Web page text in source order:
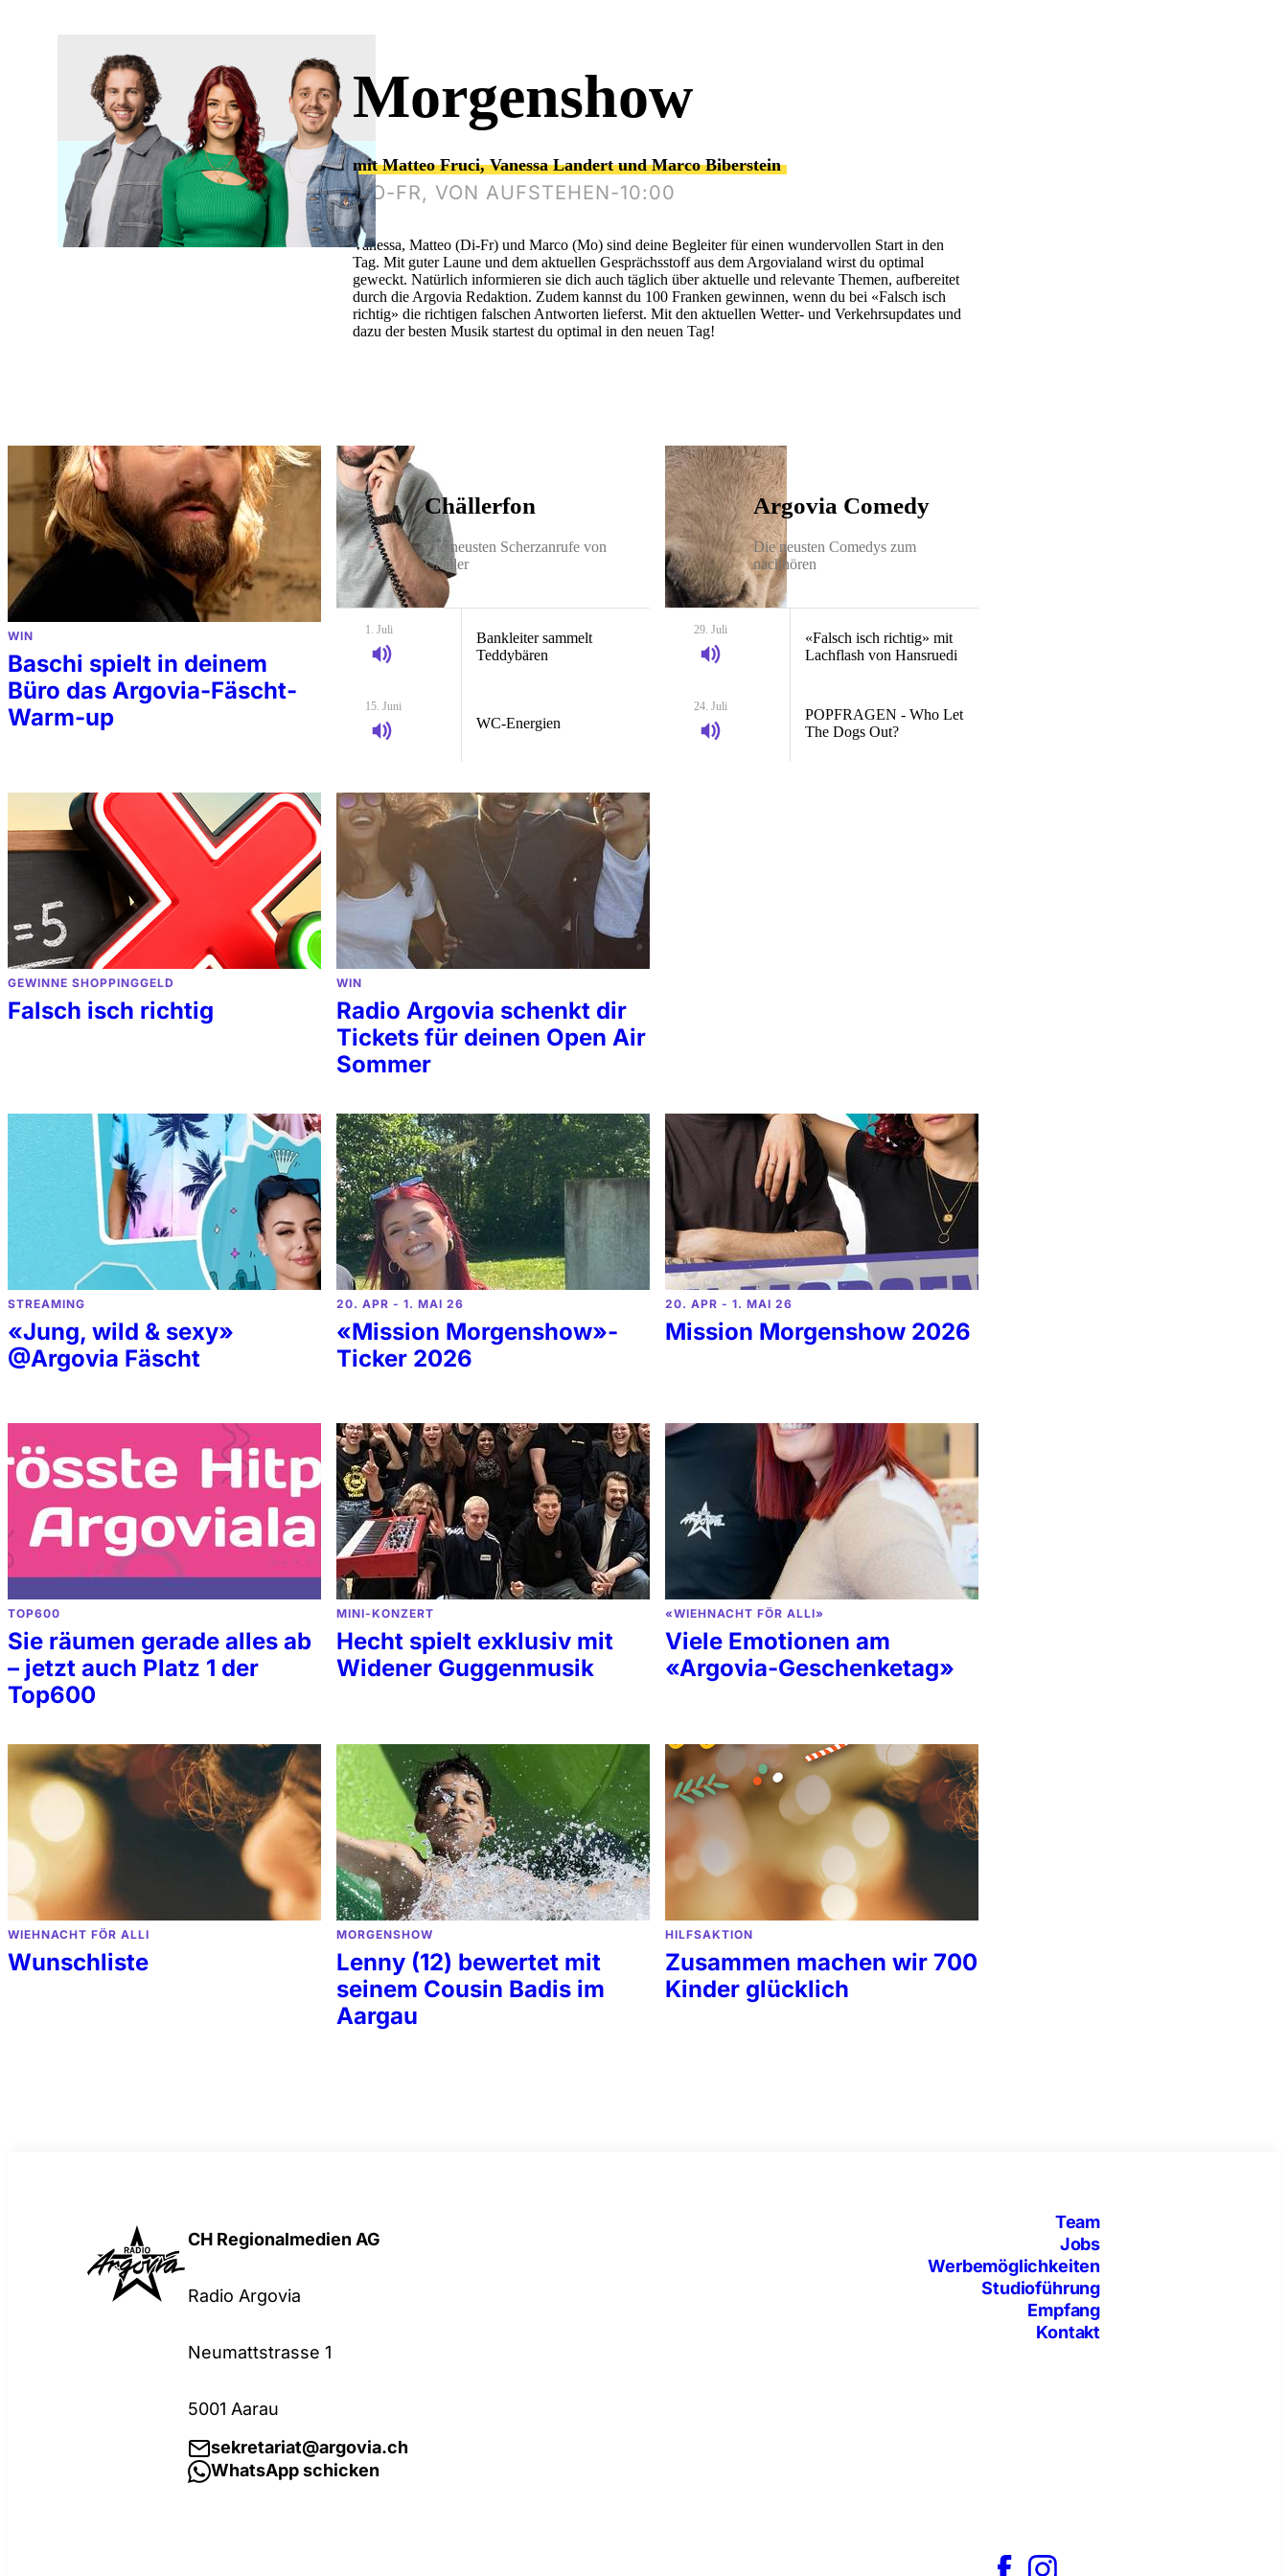
Morgenshow
mit Matteo Fruci, Vanessa Landert und Marco Biberstein
MO-FR, VON AUFSTEHEN-10:00
Vanessa, Matteo (Di-Fr) und Marco (Mo) sind deine Begleiter für einen wundervollen Start in den
Tag. Mit guter Laune und dem aktuellen Gesprächsstoff aus dem Argovialand wirst du optimal
geweckt. Natürlich informieren sie dich auch täglich über aktuelle und relevante Themen, aufbereitet
durch die Argovia Redaktion. Zudem kannst du 100 Franken gewinnen, wenn du bei «Falsch isch
richtig» die richtigen falschen Antworten lieferst. Mit den aktuellen Wetter- und Verkehrsupdates und
dazu der besten Musik startest du optimal in den neuen Tag!
WIN
Baschi spielt in deinem
Büro das Argovia-Fäscht-
Warm-up
Chällerfon
Die neusten Scherzanrufe von
Chäller
1. Juli
Bankleiter sammelt
Teddybären
15. Juni
WC-Energien
Argovia Comedy
Die neusten Comedys zum
nachhören
29. Juli
«Falsch isch richtig» mit
Lachflash von Hansruedi
24. Juli
POPFRAGEN - Who Let
The Dogs Out?
GEWINNE SHOPPINGGELD
Falsch isch richtig
WIN
Radio Argovia schenkt dir
Tickets für deinen Open Air
Sommer
STREAMING
«Jung, wild & sexy»
@Argovia Fäscht
20. APR - 1. MAI 26
«Mission Morgenshow»-
Ticker 2026
20. APR - 1. MAI 26
Mission Morgenshow 2026
TOP600
Sie räumen gerade alles ab
– jetzt auch Platz 1 der
Top600
MINI-KONZERT
Hecht spielt exklusiv mit
Widener Guggenmusik
«WIEHNACHT FÖR ALLI»
Viele Emotionen am
«Argovia-Geschenketag»
WIEHNACHT FÖR ALLI
Wunschliste
MORGENSHOW
Lenny (12) bewertet mit
seinem Cousin Badis im
Aargau
HILFSAKTION
Zusammen machen wir 700
Kinder glücklich
CH Regionalmedien AG
Radio Argovia
Neumattstrasse 1
5001 Aarau
sekretariat@argovia.ch
WhatsApp schicken
Team
Jobs
Werbemöglichkeiten
Studioführung
Empfang
Kontakt